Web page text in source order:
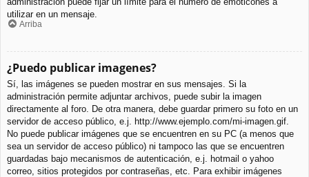
utilizar en un mensaje.
Arriba
¿Puedo publicar imagenes?
Sí, las imágenes se pueden mostrar en sus mensajes. Si la
administración permite adjuntar archivos, puede subir la imagen
directamente al foro. De otra manera, debe guardar primero su foto en un
servidor de acceso público, e.j. http://www.ejemplo.com/mi-imagen.gif.
No puede publicar imágenes que se encuentren en su PC (a menos que
sea un servidor de acceso público) ni tampoco las que se encuentren
guardadas bajo mecanismos de autenticación, e.j. hotmail o yahoo
correo, sitios protegidos por contraseñas, etc. Para exhibir imágenes